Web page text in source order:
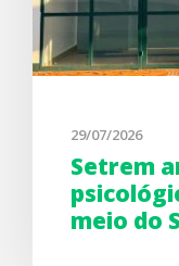
29/07/2026
Setrem
meio do